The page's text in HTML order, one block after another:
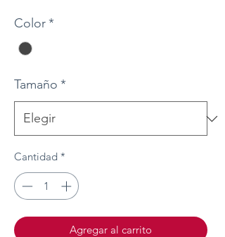
Color*
Tamaño *
Cantidad *
Agregar al carrito